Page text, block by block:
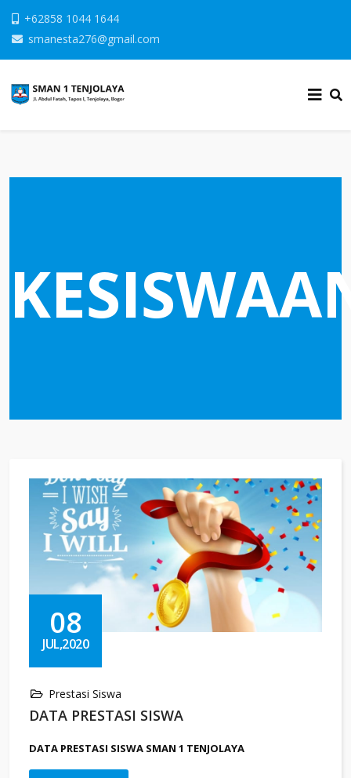
+62858 1044 1644
smanesta276@gmail.com
08
JUL,2020
Prestasi Siswa
DATA PRESTASI SISWA
DATA PRESTASI SISWA SMAN 1 TENJOLAYA